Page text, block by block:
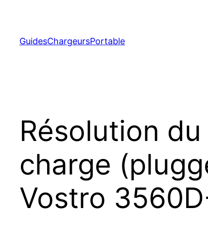
contenu
GuidesChargeursPortable
Résolution
charge
Vostro